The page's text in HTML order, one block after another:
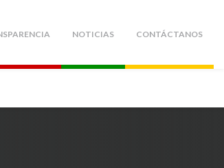
NOTICIAS CONTÁCTANOS